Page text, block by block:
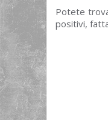
Potete
positivi,